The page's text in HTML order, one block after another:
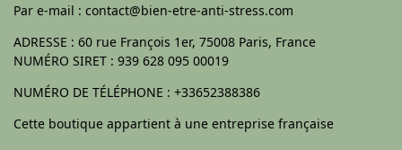
Par e-mail : contact@bien-etre-anti-stress.com
ADRESSE : 60 rue François 1er, 75008 Paris, France
NUMÉRO SIRET : 939 628 095 00019
NUMÉRO DE TÉLÉPHONE : +33652388386
Cette boutique appartient à une entreprise française